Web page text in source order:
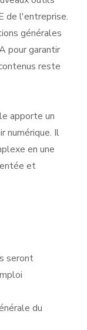
de l'entreprise.
générales
pour garantir
reste
apporte un
numérique. Il
en une
et
seront
du